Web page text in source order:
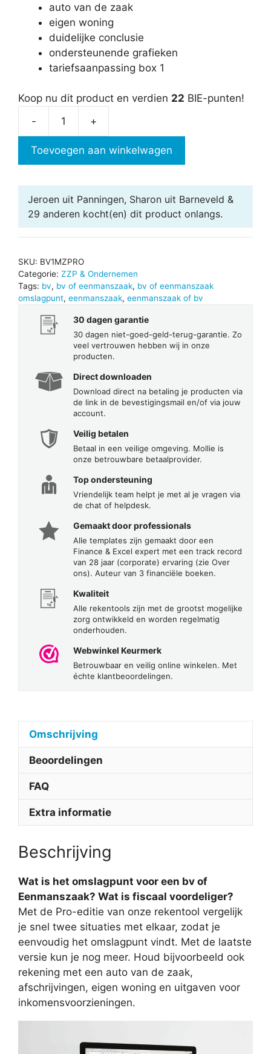
auto van de zaak
eigen woning
duidelijke conclusie
ondersteunende grafieken
tariefsaanpassing box 1
Koop nu dit product en verdien 22 BIE-punten!
-
Eenmanszaak?
aantal
+
Toevoegen aan winkelwagen
Jeroen uit Panningen, Sharon uit Barneveld &
29 anderen kocht(en) dit product onlangs.
SKU: BV1MZPRO
Categorie: ZZP & Ondernemen
Tags: bv, bv of eenmanszaak, bv of eenmanszaak
omslagpunt, eenmanszaak, eenmanszaak of bv
30 dagen garantie
30 dagen niet-goed-geld-terug-garantie. Zo
veel vertrouwen hebben wij in onze
producten.
Direct downloaden
Download direct na betaling je producten via
de link in de bevestigingsmail en/of via jouw
account.
Veilig betalen
Betaal in een veilige omgeving. Mollie is
onze betrouwbare betaalprovider.
Top ondersteuning
Vriendelijk team helpt je met al je vragen via
de chat of helpdesk.
Gemaakt door professionals
Alle templates zijn gemaakt door een
Finance & Excel expert met een track record
van 28 jaar (corporate) ervaring (zie Over
ons). Auteur van 3 financiële boeken.
Kwaliteit
Alle rekentools zijn met de grootst mogelijke
zorg ontwikkeld en worden regelmatig
onderhouden.
Webwinkel Keurmerk
Betrouwbaar en veilig online winkelen. Met
échte klantbeoordelingen.
Omschrijving
Beoordelingen
FAQ
Extra informatie
Beschrijving
Wat is het omslagpunt voor een bv of
Eenmanszaak? Wat is fiscaal voordeliger?
Met de Pro-editie van onze rekentool vergelijk
je snel twee situaties met elkaar, zodat je
eenvoudig het omslagpunt vindt. Met de laatste
versie kun je nog meer. Houd bijvoorbeeld ook
rekening met een auto van de zaak,
afschrijvingen, eigen woning en uitgaven voor
inkomensvoorzieningen.